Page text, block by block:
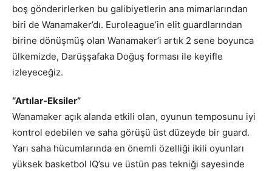
boş gönderirlerken bu galibiyetlerin ana mimarlarından
biri de Wanamaker’dı. Euroleague’in elit guardlarından
birine dönüşmüş olan Wanamaker’i artık 2 sene boyunca
ülkemizde, Darüşşafaka Doğuş forması ile keyifle
izleyeceğiz.
“Artılar-Eksiler”
Wanamaker açık alanda etkili olan, oyunun temposunu iyi
kontrol edebilen ve saha görüşü üst düzeyde bir guard.
Yarı saha hücumlarında en önemli özelliği ikili oyunları
yüksek basketbol IQ’su ve üstün pas tekniği sayesinde